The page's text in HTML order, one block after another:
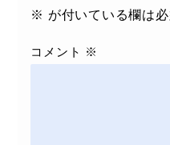
※ が付いている欄は
コメント ※